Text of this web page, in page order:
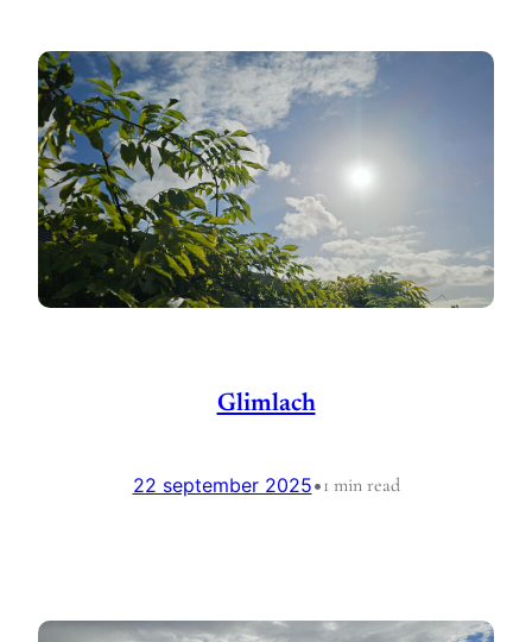
Glimlach
22 september 2025•1 min read